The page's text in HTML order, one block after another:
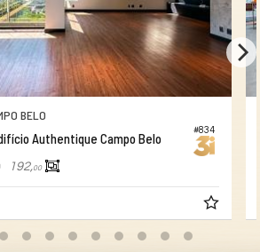
#834
BELO
Authentique Campo Belo
192,00